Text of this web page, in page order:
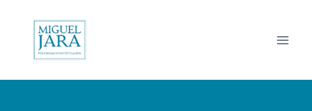
contenido